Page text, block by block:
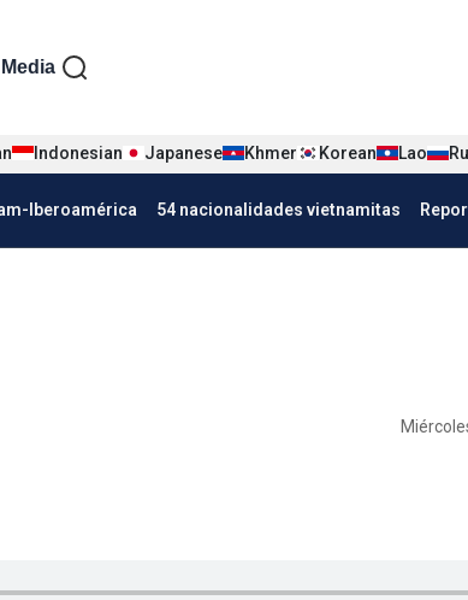
tiếng Tây ban nha
Media
Indonesian Japanese Khmer Korean Lao
Iberoamérica 54 nacionalidades vietnamitas